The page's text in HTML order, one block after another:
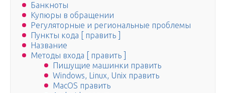
Банкноты
Купюры в обращении
Регуляторные и региональные проблемы
Пункты кода [ править ]
Название
Методы входа [ править ]
Пишущие машинки править
Windows, Linux, Unix править
MacOS править